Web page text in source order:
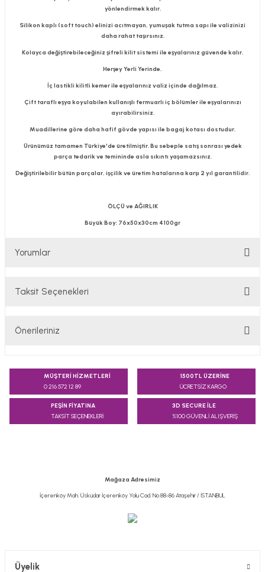
yönlendirmek kalır.
Silikon kaplı (soft touch) elinizi acıtmayan, yumuşak tutma sapı ile valizinizi
daha rahat taşırsınız.
Kolayca değiştirebileceğiniz şifreli kilit sistemi ile eşyalarınız güvende kalır.
Herşey Yerli Yerinde,
İç lastikli kilitli kemer ile eşyalarınız valiz içinde dağılmaz.
Çift taraflı eşya koyulabilen kullanışlı fermuarlı iç bölümler ile eşyalarınızı
ayırabilirsiniz.
Muadillerine göre daha hafif gövde yapısı ile bagaj kotası dostudur.
Ürünümüz tamamen Türkiye'de üretilmiştir. Bu sebeple satış sonrası yedek
parça tedarik ve temininde asla sıkıntı yaşamazsınız.
Değiştirilebilir bütün parçalar, işçilik ve üretim hatalarına karşı 2 yıl garantilidir.
ÖLÇÜ ve AĞIRLIK
Büyük Boy: 76x50x30cm 4100gr
Yorumlar
Taksit Seçenekleri
Önerileriniz
konularda yetersiz gördüğünüz noktaları öneri formunu
kullanarak tarafımıza iletebilirsiniz.
Ürün resmi kalitesiz, bozuk veya görüntülenemiyor.
MÜŞTERİ HİZMETLERİ
0 216 572 12 89
1500TL ÜZERİNE
ÜCRETSİZ KARGO
PEŞİN FİYATINA
TAKSİT SEÇENEKLERİ
3D SECURE İLE
%100 GÜVENLİ ALIŞVERİŞ
Mağaza Adresimiz
İçerenköy Mah. Üsküdar İçerenköy Yolu Cad. No:88-86 Ataşehir / İSTANBUL
Üyelik